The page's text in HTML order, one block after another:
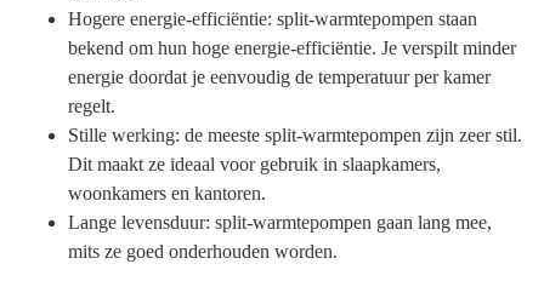
Hogere energie-efficiëntie: split-warmtepompen staan
bekend om hun hoge energie-efficiëntie. Je verspilt minder
energie doordat je eenvoudig de temperatuur per kamer
regelt.
Stille werking: de meeste split-warmtepompen zijn zeer stil.
Dit maakt ze ideaal voor gebruik in slaapkamers,
woonkamers en kantoren.
Lange levensduur: split-warmtepompen gaan lang mee,
mits ze goed onderhouden worden.